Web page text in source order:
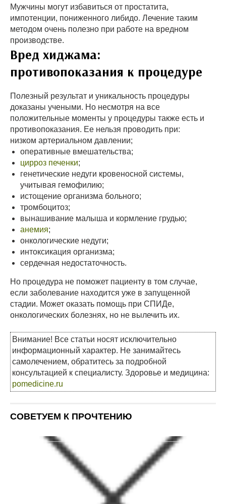
Мужчины могут избавиться от простатита,
импотенции, пониженного либидо. Лечение таким
методом очень полезно при работе на вредном
производстве.
Вред хиджама:
противопоказания к процедуре
Полезный результат и уникальность процедуры
доказаны учеными. Но несмотря на все
положительные моменты у процедуры также есть и
противопоказания. Ее нельзя проводить при:
низком артериальном давлении;
оперативные вмешательства;
цирроз печенки;
генетические недуги кровеносной системы,
учитывая гемофилию;
истощение организма больного;
тромбоцитоз;
вынашивание малыша и кормление грудью;
анемия;
онкологические недуги;
интоксикация организма;
сердечная недостаточность.
Но процедура не поможет пациенту в том случае,
если заболевание находится уже в запущенной
стадии. Может оказать помощь при СПИДе,
онкологических болезнях, но не вылечить их.
Внимание! Все статьи носят исключительно
информационный характер. Не занимайтесь
самолечением, обратитесь за подробной
консультацией к специалисту. Здоровье и медицина:
pomedicine.ru
СОВЕТУЕМ К ПРОЧТЕНИЮ